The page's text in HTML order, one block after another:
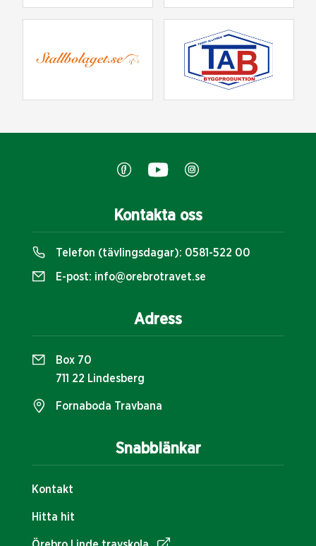
Snabblänkar
Kontakt
Hitta hit
Kontakta oss
Telefon (tävlingsdagar): 0581-522 00
E-post: info@orebrotravet.se
Adress
Box 70
711 22 Lindesberg
Fornaboda Travbana